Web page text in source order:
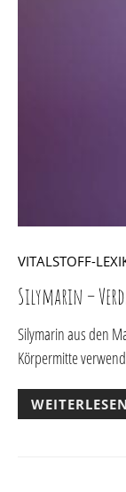
VITALSTOFF-
Silymarin –
Silymarin aus den
Körpermitte
WEITERLESEN